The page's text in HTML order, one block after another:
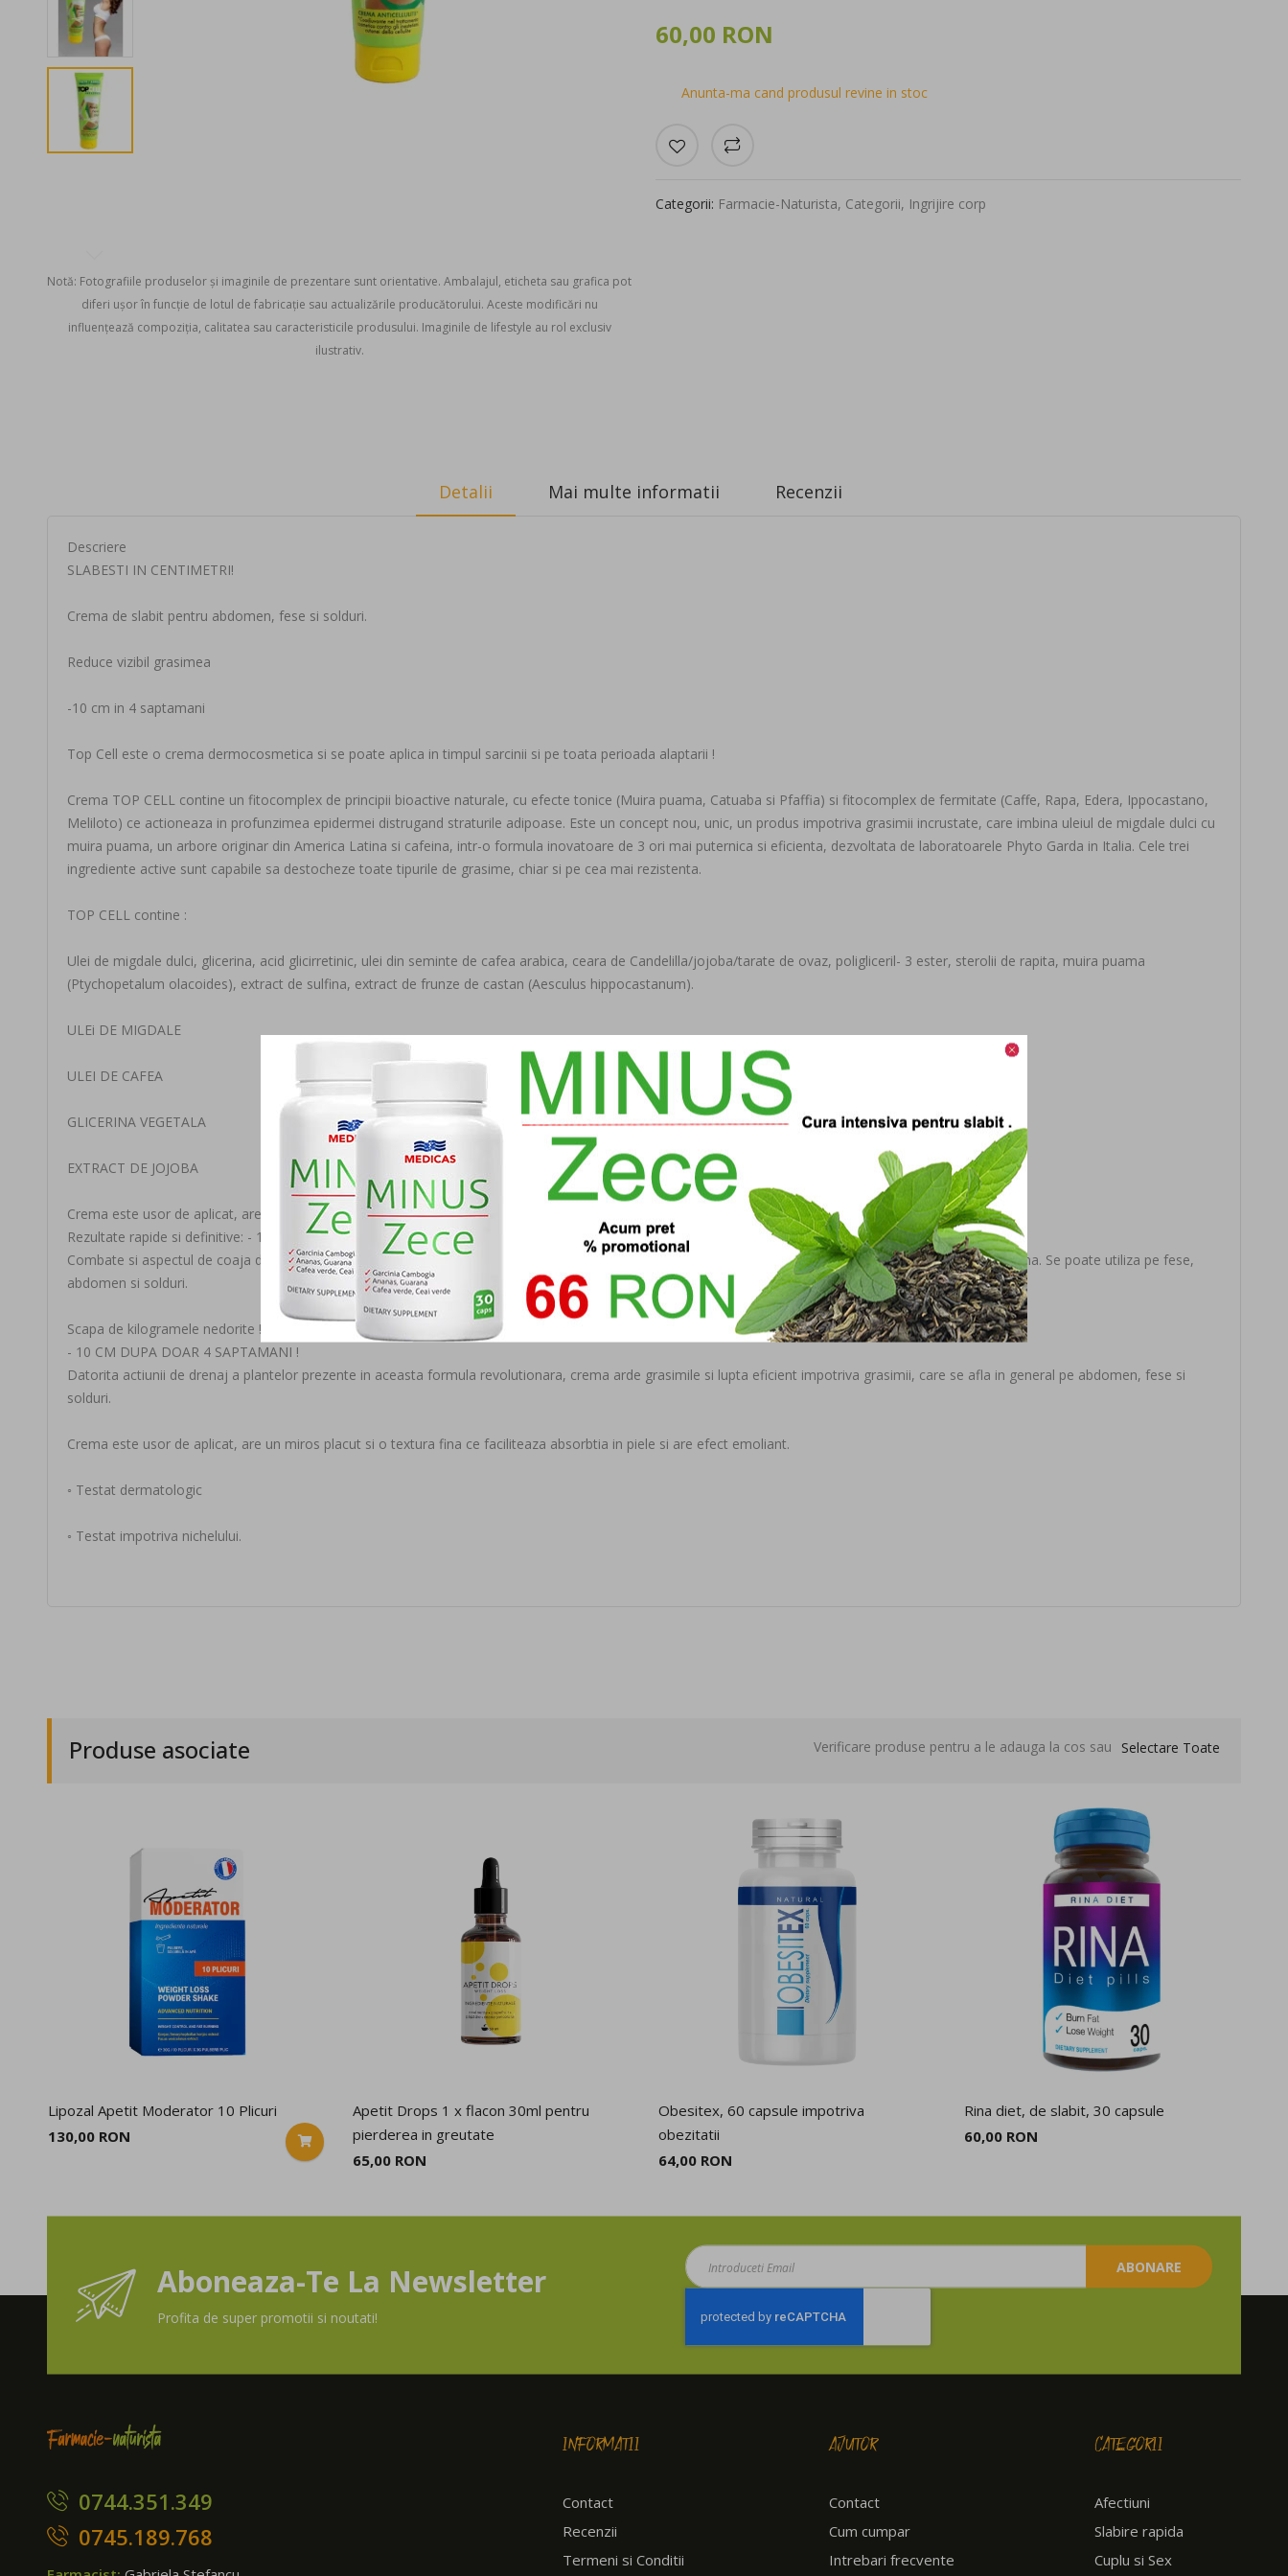
Notă: Fotografiile produselor și imaginile de prezentare sunt orientative. Ambalajul, eticheta sau grafica pot
diferi ușor în funcție de lotul de fabricație sau actualizările producătorului. Aceste modificări nu
influențează compoziția, calitatea sau caracteristicile produsului. Imaginile de lifestyle au rol exclusiv
ilustrativ.
60,00 RON
Anunta-ma cand produsul revine in stoc
Categorii: Farmacie-Naturista, Categorii, Ingrijire corp
Detalii
Descriere
SLABESTI IN CENTIMETRI!
Crema de slabit pentru abdomen, fese si solduri.
Reduce vizibil grasimea
-10 cm in 4 saptamani
Top Cell este o crema dermocosmetica si se poate aplica in timpul sarcinii si pe toata perioada alaptarii !
Crema TOP CELL contine un fitocomplex de principii bioactive naturale, cu efecte tonice (Muira puama, Catuaba si Pfaffia) si fitocomplex de fermitate (Caffe, Rapa, Edera, Ippocastano,
Meliloto) ce actioneaza in profunzimea epidermei distrugand straturile adipoase. Este un concept nou, unic, un produs impotriva grasimii incrustate, care imbina uleiul de migdale dulci cu
muira puama, un arbore originar din America Latina si cafeina, intr-o formula inovatoare de 3 ori mai puternica si eficienta, dezvoltata de laboratoarele Phyto Garda in Italia. Cele trei
ingrediente active sunt capabile sa destocheze toate tipurile de grasime, chiar si pe cea mai rezistenta.
TOP CELL contine :
Ulei de migdale dulci, glicerina, acid glicirretinic, ulei din seminte de cafea arabica, ceara de Candelilla/jojoba/tarate de ovaz, poligliceril- 3 ester, sterolii de rapita, muira puama
(Ptychopetalum olacoides), extract de sulfina, extract de frunze de castan (Aesculus hippocastanum).
ULEi DE MIGDALE
ULEI DE CAFEA
GLICERINA VEGETALA
EXTRACT DE JOJOBA
Crema este usor de aplicat, are un miros placut si o textura fina ce faciliteaza absorbtia in piele si are efect emoliant.
Rezultate rapide si definitive: - 10 cm dupa doar 4 saptamani de utilizare.
Combate si aspectul de coaja de portocala. Se aplica direct din tub pe piele, in zonele afectate.Masati ferm pana cand pielea va fi absorbit in totalitate crema. Se poate utiliza pe fese,
abdomen si solduri.
Scapa de kilogramele nedorite !
- 10 CM DUPA DOAR 4 SAPTAMANI !
Datorita actiunii de drenaj a plantelor prezente in aceasta formula revolutionara, crema arde grasimile si lupta eficient impotriva grasimii, care se afla in general pe abdomen, fese si
solduri.
Crema este usor de aplicat, are un miros placut si o textura fina ce faciliteaza absorbtia in piele si are efect emoliant.
◦ Testat dermatologic
◦ Testat impotriva nichelului.
Mai multe informatii Recenzii
Produse asociate Verificare produse pentru a le adauga la cos sau Selectare Toate
Lipozal Apetit Moderator 10 Plicuri
130,00 RON
Apetit Drops 1 x flacon 30ml pentru
pierderea in greutate
65,00 RON
Obesitex, 60 capsule impotriva
obezitatii
64,00 RON
Rina diet, de slabit, 30 capsule
60,00 RON
Aboneaza-Te La Newsletter
Profita de super promotii si noutati!
Aboneaza-
te
newsletter:
ABONARE
0744.351.349
0745.189.768
INFORMATII
Contact
Recenzii
Termeni si Conditii
AJUTOR
Contact
Cum cumpar
Intrebari frecvente
CATEGORII
Afectiuni
Slabire rapida
Cuplu si Sex